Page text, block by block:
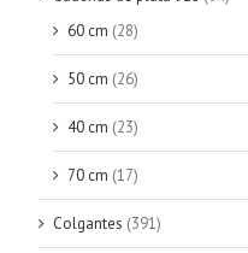
60 cm (28)
50 cm (26)
40 cm (23)
70 cm (17)
Colgantes (391)